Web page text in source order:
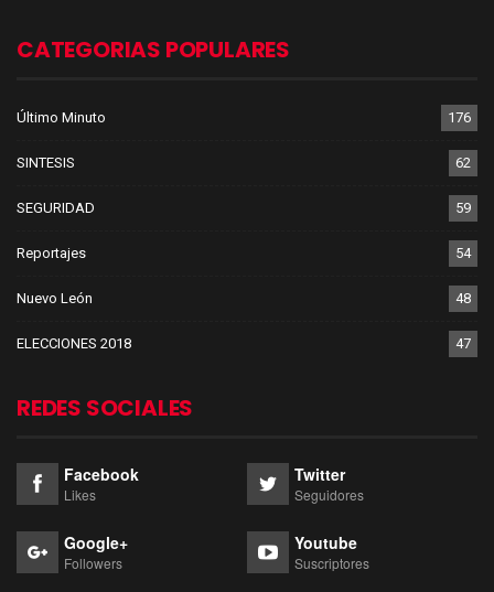
CATEGORIAS POPULARES
Último Minuto 176
SINTESIS 62
SEGURIDAD 59
Reportajes 54
Nuevo León 48
ELECCIONES 2018 47
REDES SOCIALES
Facebook
Likes
Twitter
Seguidores
Google+
Followers
Youtube
Suscriptores